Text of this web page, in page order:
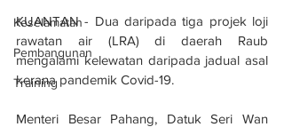
Keselamatan
Pembangunan
Training
KUANTAN - Dua daripada tiga projek loji
rawatan air (LRA) di daerah Raub
mengalami kelewatan daripada jadual asal
kerana pandemik Covid-19.
Menteri Besar Pahang, Datuk Seri Wan